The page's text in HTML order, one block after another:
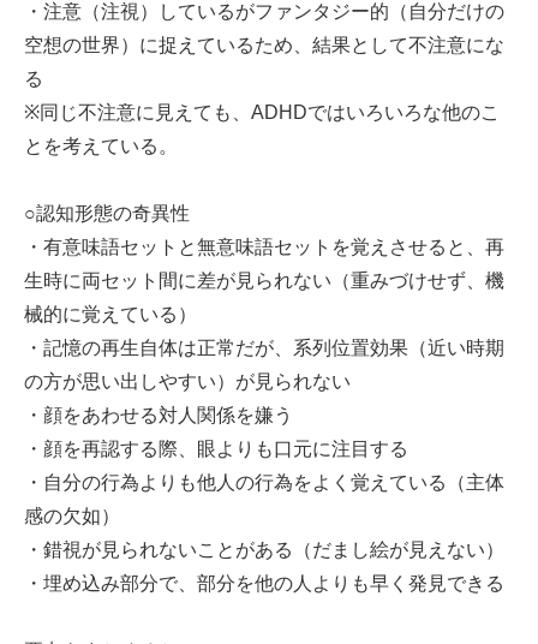
・注意（注視）しているがファンタジー的（自分だけの
空想の世界）に捉えているため、結果として不注意にな
る
※同じ不注意に見えても、ADHDではいろいろな他のこ
とを考えている。
○認知形態の奇異性
・有意味語セットと無意味語セットを覚えさせると、再
生時に両セット間に差が見られない（重みづけせず、機
械的に覚えている）
・記憶の再生自体は正常だが、系列位置効果（近い時期
の方が思い出しやすい）が見られない
・顔をあわせる対人関係を嫌う
・顔を再認する際、眼よりも口元に注目する
・自分の行為よりも他人の行為をよく覚えている（主体
感の欠如）
・錯視が見られないことがある（だまし絵が見えない）
・埋め込み部分で、部分を他の人よりも早く発見できる